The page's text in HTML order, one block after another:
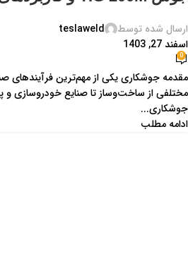
ارسال شده توسط
teslaweld
اسفند 27, 1403
0
مقدمه جوشکاری یکی از مهم‌ترین
مختلفی از ساخت‌وساز تا صنایع خودروسازی و
جوشکاری...
ادامه مطلب